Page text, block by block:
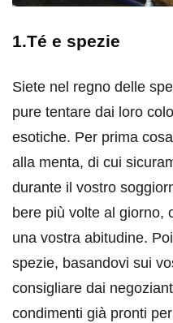
1.Té e spezie
Siete nel regno delle
pure tentare dai loro
esotiche. Per prima
alla menta, di cui
durante il vostro
bere più volte al giorno,
una vostra abitudine.
spezie, basandovi sui
consigliare dai
condimenti già pronti